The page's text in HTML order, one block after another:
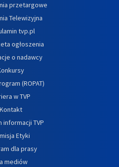
przetargowe
Telewizyjna
tvp.pl
ogłoszenia
o nadawcy
(ROPAT)
w TVP
Kontakt
informacji TVP
Etyki
dla prasy
mediów